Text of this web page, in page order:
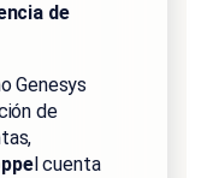
de
Genesys
de
l cuenta